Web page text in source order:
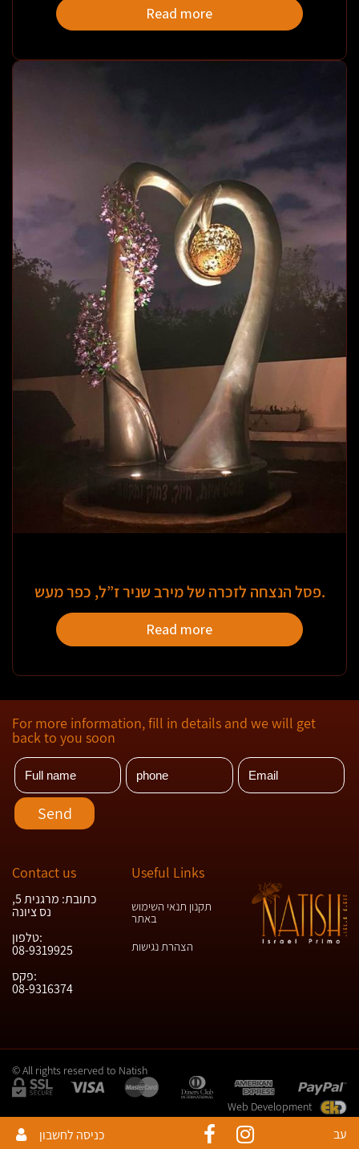
כניסה לחשבון עב
Read more
פסל הנצחה לזכרה של מירב שניר ז”ל, כפר מעש.
Read more
For more information, fill in details and we will get
back to you soon
Contact us
כתובת: מרגנית 5,
נס ציונה
טלפון:
08-9319925
פקס:
08-9316374
Useful Links
תקנון תנאי השימוש
באתר
הצהרת נגישות
© All rights reserved to Natish
Web Development